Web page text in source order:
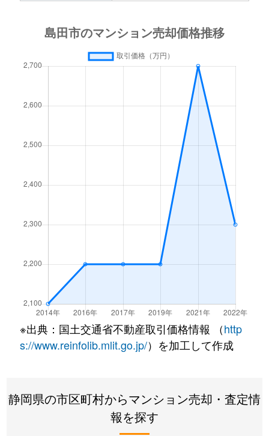
※出典：国土交通省不動産取引価格情報 （http
s://www.reinfolib.mlit.go.jp/）を加工して作成
静岡県の市区町村からマンション売却・査定情
報を探す